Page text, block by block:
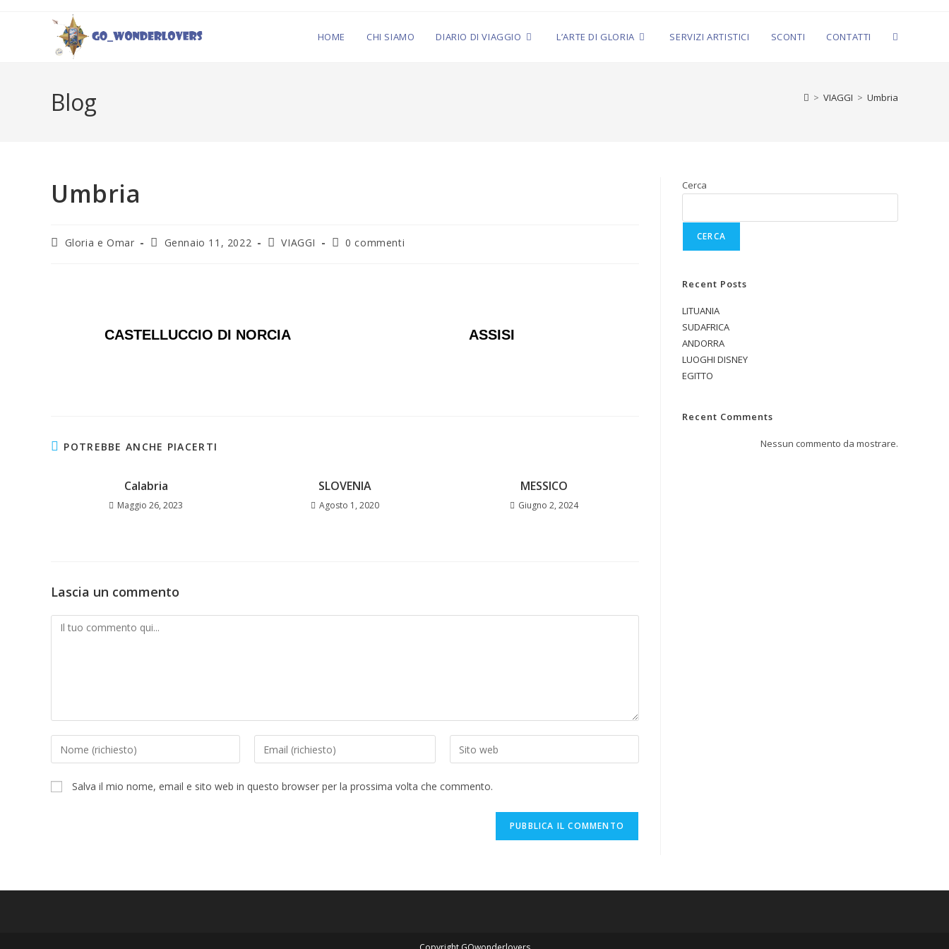
HOME CHI SIAMO DIARIO DI VIAGGIO L’ARTE DI GLORIA SERVIZI ARTISTICI SCONTI CONTATTI
Blog > VIAGGI > Umbria
Umbria
Gloria e Omar Gennaio 11, 2022 VIAGGI 0 commenti
CASTELLUCCIO DI NORCIA ASSISI
POTREBBE ANCHE PIACERTI
Calabria
Maggio 26, 2023
SLOVENIA
Agosto 1, 2020
MESSICO
Giugno 2, 2024
Lascia un commento
Salva il mio nome, email e sito web in questo browser per la prossima volta che commento.
Cerca
CERCA
Recent Posts
LITUANIA
SUDAFRICA
ANDORRA
LUOGHI DISNEY
EGITTO
Recent Comments
Nessun commento da mostrare.